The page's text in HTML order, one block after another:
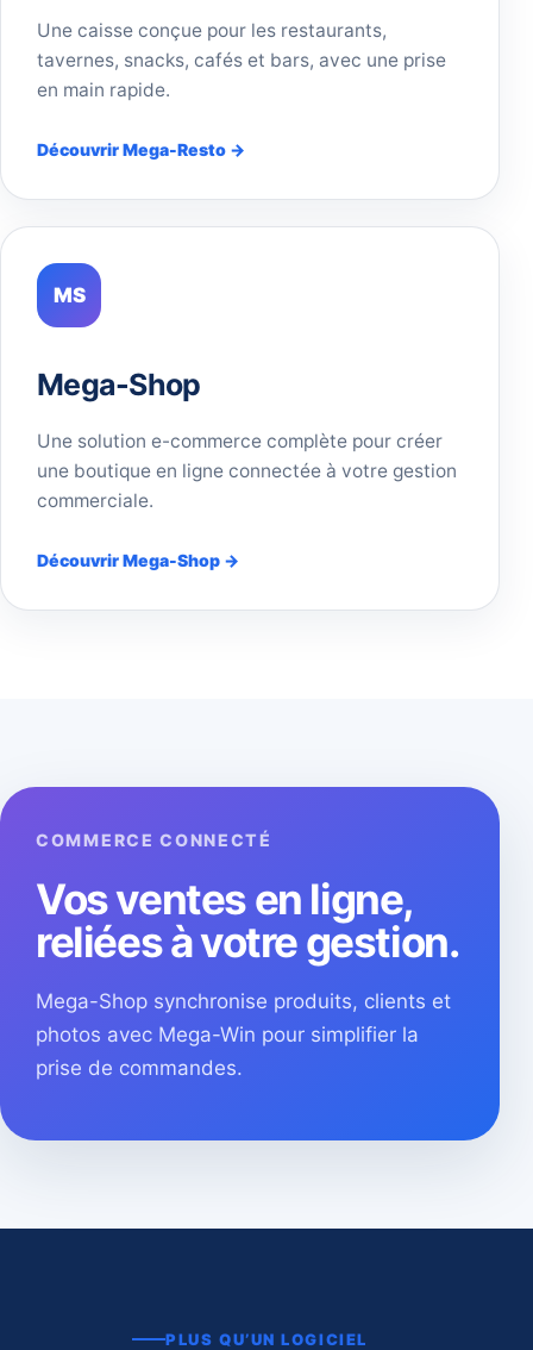
Une caisse conçue pour les restaurants,
tavernes, snacks, cafés et bars, avec une prise
en main rapide.
Découvrir Mega-Resto →
MS
Mega-Shop
Une solution e-commerce complète pour créer
une boutique en ligne connectée à votre gestion
commerciale.
Découvrir Mega-Shop →
COMMERCE CONNECTÉ
Vos ventes en ligne,
reliées à votre gestion.
Mega-Shop synchronise produits, clients et
photos avec Mega-Win pour simplifier la
prise de commandes.
PLUS QU’UN LOGICIEL